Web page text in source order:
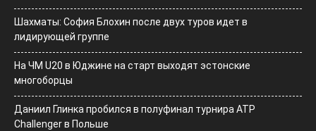
Шахматы: София Блохин после двух туров идет в
лидирующей группе
На ЧМ U20 в Юджине на старт выходят эстонские
многоборцы
Даниил Глинка пробился в полуфинал турнира ATP
Challenger в Польше